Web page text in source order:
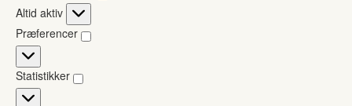
Funktionsdygtig
Altid aktiv
Præferencer
Præferencer
Statistikker
Statistikker